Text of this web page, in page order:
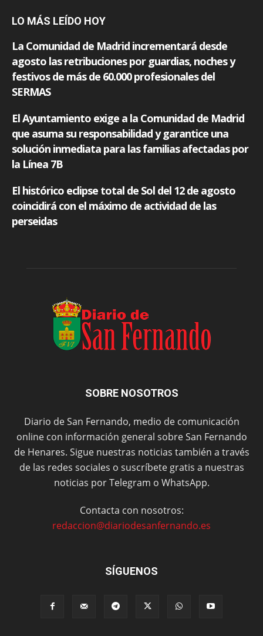
LO MÁS LEÍDO HOY
SOBRE NOSOTROS
Diario de San Fernando, medio de comunicación
online con información general sobre San Fernando
de Henares. Sigue nuestras noticias también a través
de las redes sociales o suscríbete gratis a nuestras
noticias por Telegram o WhatsApp.
Contacta con nosotros:
redaccion@diariodesanfernando.es
SÍGUENOS